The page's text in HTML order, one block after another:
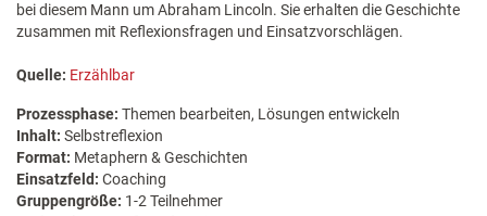
bei diesem Mann um Abraham Lincoln. Sie erhalten die Geschichte
zusammen mit Reflexionsfragen und Einsatzvorschlägen.
Quelle: Erzählbar
Prozessphase: Themen bearbeiten, Lösungen entwickeln
Inhalt: Selbstreflexion
Format: Metaphern & Geschichten
Einsatzfeld: Coaching
Gruppengröße: 1-2 Teilnehmer